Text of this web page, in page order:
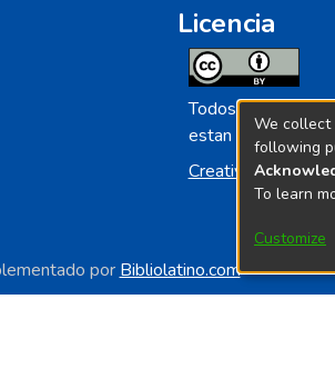
Licencia
Todos los
estan licenciados
Creative
por Bibliolatino.com
We collect
following
To learn
Customize